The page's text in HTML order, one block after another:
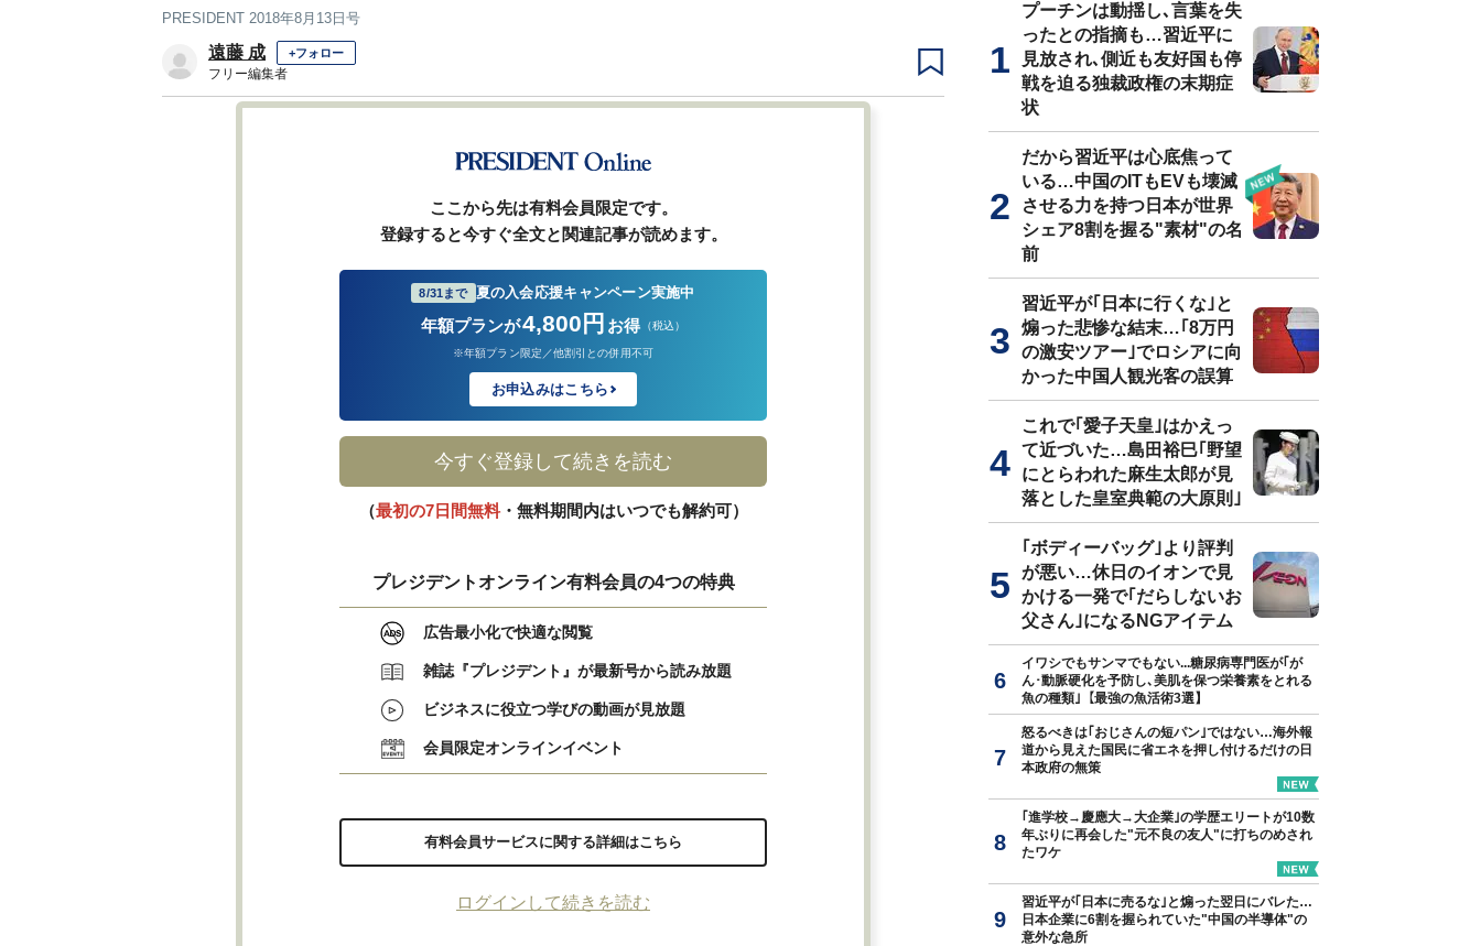
PRESIDENT 2018年8月13日号
遠藤 成 +フォロー
フリー編集者
ここから先は有料会員限定です。
登録すると今すぐ全文と関連記事が読めます。
8/31まで 夏の入会応援キャンペーン実施中
年額プランが4,800円 お得 （税込）
※年額プラン限定／他割引との併用不可
お申込みはこちら
今すぐ登録して続きを読む
（最初の7日間無料・無料期間内はいつでも解約可）
プレジデントオンライン有料会員の4つの特典
広告最小化で快適な閲覧
雑誌『プレジデント』が最新号から読み放題
ビジネスに役立つ学びの動画が見放題
会員限定オンラインイベント
有料会員サービスに関する詳細はこちら
ログインして続きを読む
プーチンは動揺し､言葉を失
ったとの指摘も…習近平に
見放され､側近も友好国も停
戦を迫る独裁政権の末期症
状
だから習近平は心底焦って
いる…中国のITもEVも壊滅
させる力を持つ日本が世界
シェア8割を握る"素材"の名
前
習近平が｢日本に行くな｣と
煽った悲惨な結末…｢8万円
の激安ツアー｣でロシアに向
かった中国人観光客の誤算
これで｢愛子天皇｣はかえっ
て近づいた…島田裕巳｢野望
にとらわれた麻生太郎が見
落とした皇室典範の大原則｣
｢ボディーバッグ｣より評判
が悪い…休日のイオンで見
かける一発で｢だらしないお
父さん｣になるNGアイテム
イワシでもサンマでもない...糖尿病専門医が｢が
ん･動脈硬化を予防し､美肌を保つ栄養素をとれる
魚の種類｣【最強の魚活術3選】
怒るべきは｢おじさんの短パン｣ではない…海外報
道から見えた国民に省エネを押し付けるだけの日
本政府の無策
｢進学校→慶應大→大企業｣の学歴エリートが10数
年ぶりに再会した"元不良の友人"に打ちのめされ
たワケ
習近平が｢日本に売るな｣と煽った翌日にバレた…
日本企業に6割を握られていた"中国の半導体"の
意外な急所